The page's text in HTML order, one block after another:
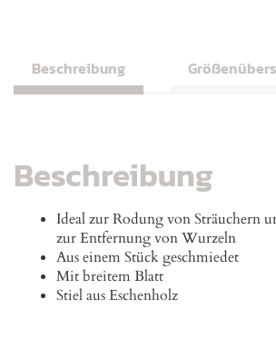
Beschreibung
Beschreibung
Ideal zur Rodung von Sträuchern
zur Entfernung von Wurzeln
Aus einem Stück geschmiedet
Mit breitem Blatt
Stiel aus Eschenholz